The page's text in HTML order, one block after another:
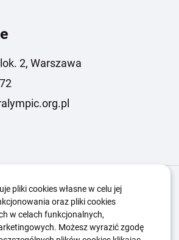
2, Warszawa
O nas
Kluby Aktualności
Guttmanny Kontakt
pliki cookies własne w celu jej
oraz pliki cookies
w celach funkcjonalnych,
Możesz wyrazić zgodę